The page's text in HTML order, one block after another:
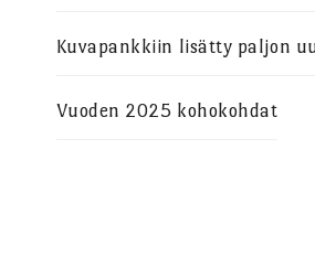
Kuvapankkiin lisätty paljon
Vuoden 2025 kohokohdat